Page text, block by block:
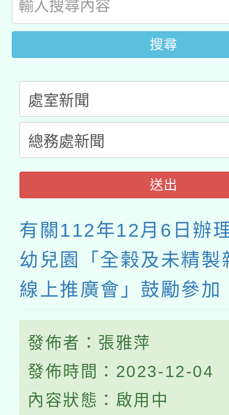
方素養工作坊新北場」
「族語學習班」招生簡
文教學共融平台-教案
教育部國民及學前教育
年度COVID-19疫苗接
接種之民眾」措施，延
月28日止
搜尋
送出
有關112年12月6日辦
幼兒園「全榖及未精製
線上推廣會」鼓勵參加
發佈者：張雅萍
發佈時間：2023-12-04
內容狀態：啟用中